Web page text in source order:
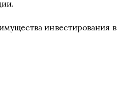
инвестирования